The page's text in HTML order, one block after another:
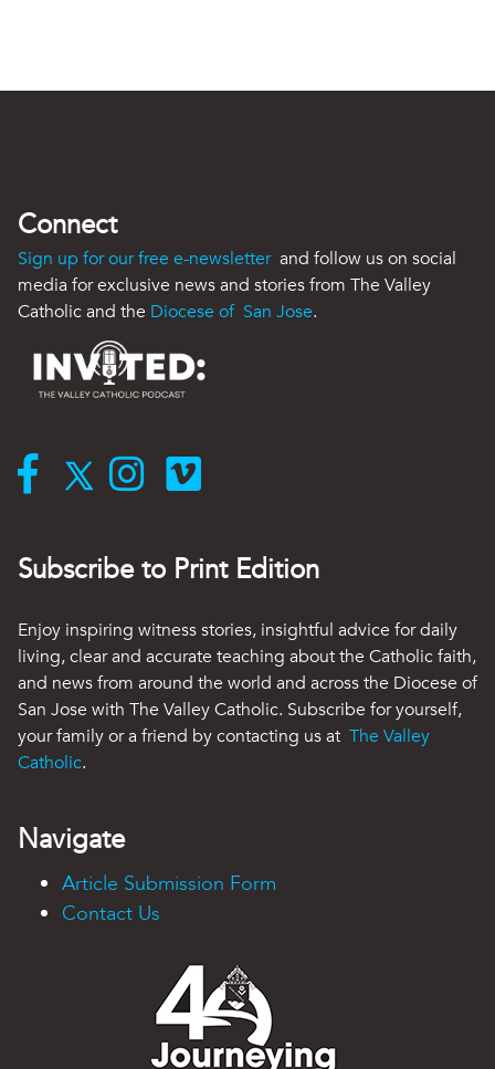
Connect
Sign up for our free e-newsletter and follow us on social
media for exclusive news and stories from The Valley
Catholic and the Diocese of San Jose.
Subscribe to Print Edition
Enjoy inspiring witness stories, insightful advice for daily
living, clear and accurate teaching about the Catholic faith,
and news from around the world and across the Diocese of
San Jose with The Valley Catholic. Subscribe for yourself,
your family or a friend by contacting us at The Valley
Catholic.
Navigate
Article Submission Form
Contact Us